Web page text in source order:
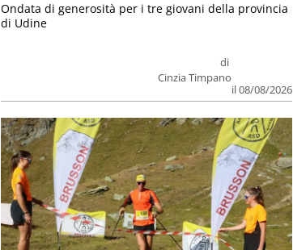
di
Cinzia Timpano
il 08/08/2026
Ondata di generosità per i tre giovani della provincia
di Udine